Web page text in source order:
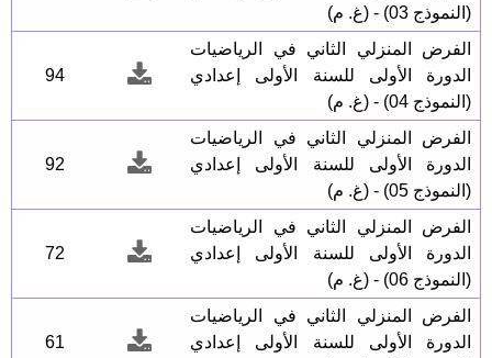
(النموذج 03) - (غ. م)
الفرض المنزلي الثاني في الرياضيات
الدورة الأولى للسنة الأولى إعدادي
(النموذج 04) - (غ. م)
94
الفرض المنزلي الثاني في الرياضيات
الدورة الأولى للسنة الأولى إعدادي
(النموذج 05) - (غ. م)
92
الفرض المنزلي الثاني في الرياضيات
الدورة الأولى للسنة الأولى إعدادي
(النموذج 06) - (غ. م)
72
الفرض المنزلي الثاني في الرياضيات
الدورة الأولى للسنة الأولى إعدادي
61